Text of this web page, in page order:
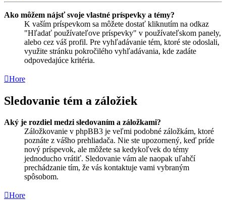
Ako môžem nájsť svoje vlastné príspevky a témy?
K vaším príspevkom sa môžete dostať kliknutím na odkaz
"Hľadať používateľove príspevky" v používateľskom panely,
alebo cez váš profil. Pre vyhľadávanie tém, ktoré ste odoslali,
využite stránku pokročilého vyhľadávania, kde zadáte
odpovedajúce kritéria.
Hore
Sledovanie tém a záložiek
Aký je rozdiel medzi sledovaním a záložkami?
Záložkovanie v phpBB3 je veľmi podobné záložkám, ktoré
poznáte z vášho prehliadača. Nie ste upozornený, keď príde
nový príspevok, ale môžete sa kedykoľvek do témy
jednoducho vrátiť. Sledovanie vám ale naopak uľahčí
prechádzanie tím, že vás kontaktuje vami vybraným
spôsobom.
Hore